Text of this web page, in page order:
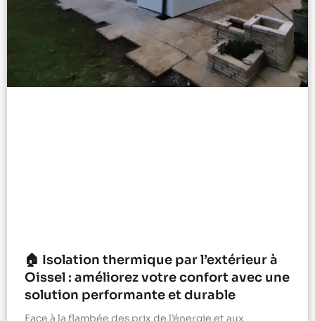
🏠 Isolation thermique par l’extérieur à
Oissel : améliorez votre confort avec une
solution performante et durable
Face à la flambée des prix de l’énergie et aux